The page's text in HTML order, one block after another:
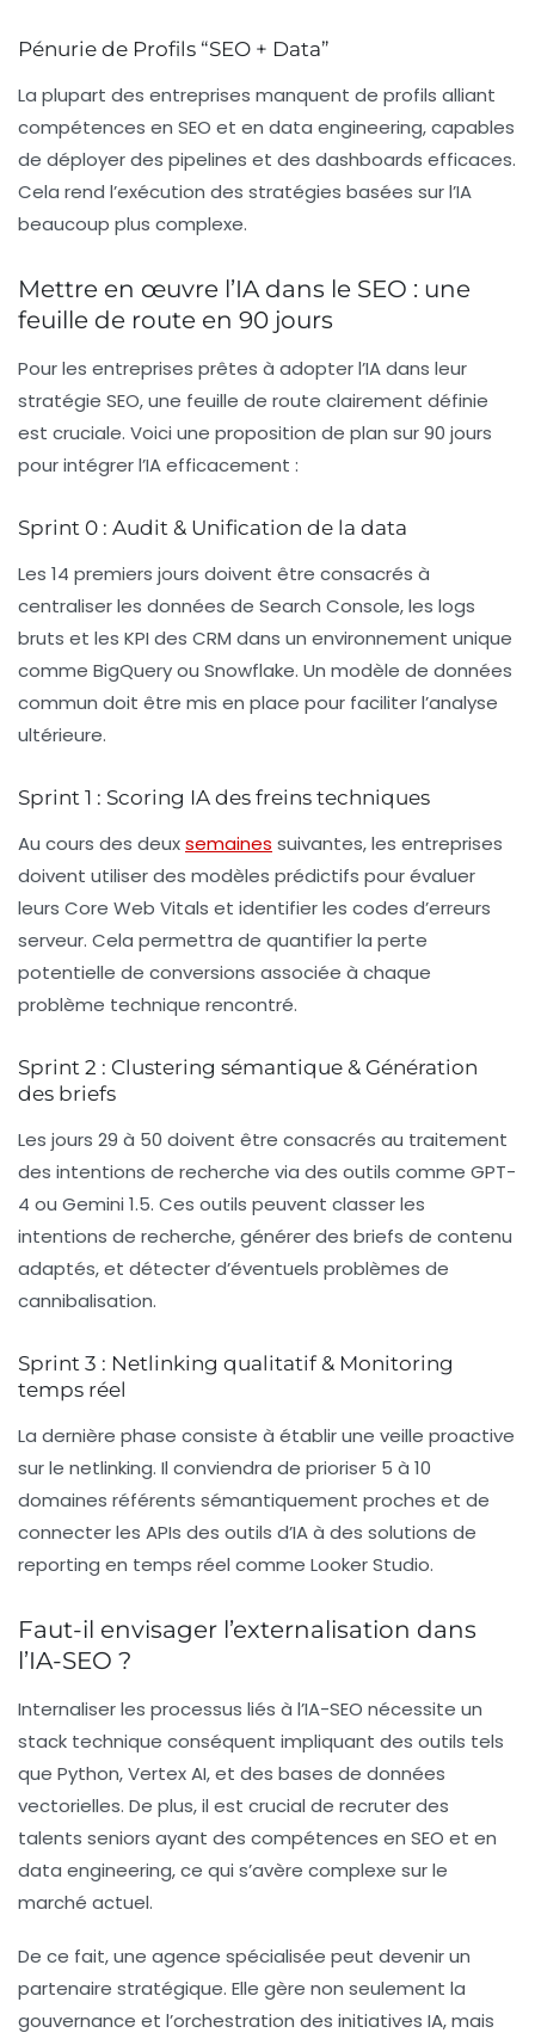
Pénurie de Profils “SEO + Data”
La plupart des entreprises manquent de profils alliant
compétences en SEO et en data engineering, capables
de déployer des pipelines et des dashboards efficaces.
Cela rend l’exécution des stratégies basées sur l’IA
beaucoup plus complexe.
Mettre en œuvre l’IA dans le SEO : une
feuille de route en 90 jours
Pour les entreprises prêtes à adopter l’IA dans leur
stratégie SEO, une feuille de route clairement définie
est cruciale. Voici une proposition de plan sur 90 jours
pour intégrer l’IA efficacement :
Sprint 0 : Audit & Unification de la data
Les 14 premiers jours doivent être consacrés à
centraliser les données de Search Console, les logs
bruts et les KPI des CRM dans un environnement unique
comme BigQueryou Snowflake. Un modèle de données
commun doit être mis en place pour faciliter l’analyse
ultérieure.
Sprint 1 : Scoring IA des freins techniques
Au cours des deuxsemaines suivantes, les entreprises
doivent utiliser des modèles prédictifs pour évaluer
leurs Core Web Vitals et identifier les codes d’erreurs
serveur. Cela permettra de quantifier la perte
potentielle de conversions associée à chaque
problème technique rencontré.
Sprint 2 : Clustering sémantique & Génération
des briefs
Les jours 29 à 50 doivent être consacrés au traitement
des intentions de recherche via des outils comme GPT-
4 ou Gemini 1.5. Ces outils peuvent classer les
intentions de recherche, générer des briefs de contenu
adaptés, et détecter d’éventuels problèmes de
cannibalisation.
Sprint 3 : Netlinking qualitatif & Monitoring
temps réel
La dernière phase consiste à établir une veille proactive
sur le netlinking. Il conviendra de prioriser 5 à 10
domaines référents sémantiquement proches et de
connecter les APIs des outils d’IA à des solutions de
reporting en temps réel comme Looker Studio.
Faut-il envisager l’externalisation dans
l’IA-SEO ?
Internaliser les processus liés à l’IA-SEO nécessite un
stack technique conséquent impliquant des outils tels
que Python,Vertex AI, et des bases de données
vectorielles. De plus, il est crucial de recruter des
talents seniors ayant des compétences en SEO et en
data engineering, ce qui s’avère complexe sur le
marché actuel.
De ce fait, une agence spécialisée peut devenir un
partenaire stratégique. Elle gère non seulement la
gouvernance et l’orchestration des initiatives IA, mais